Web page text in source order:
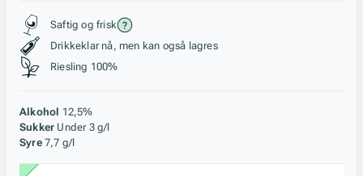
Stil, lagring og råstoff
Saftig og frisk
Drikkeklar nå, men kan også lagres
Riesling 100%
Alkohol 12,5%
Sukker Under 3 g/l
Syre 7,7 g/l